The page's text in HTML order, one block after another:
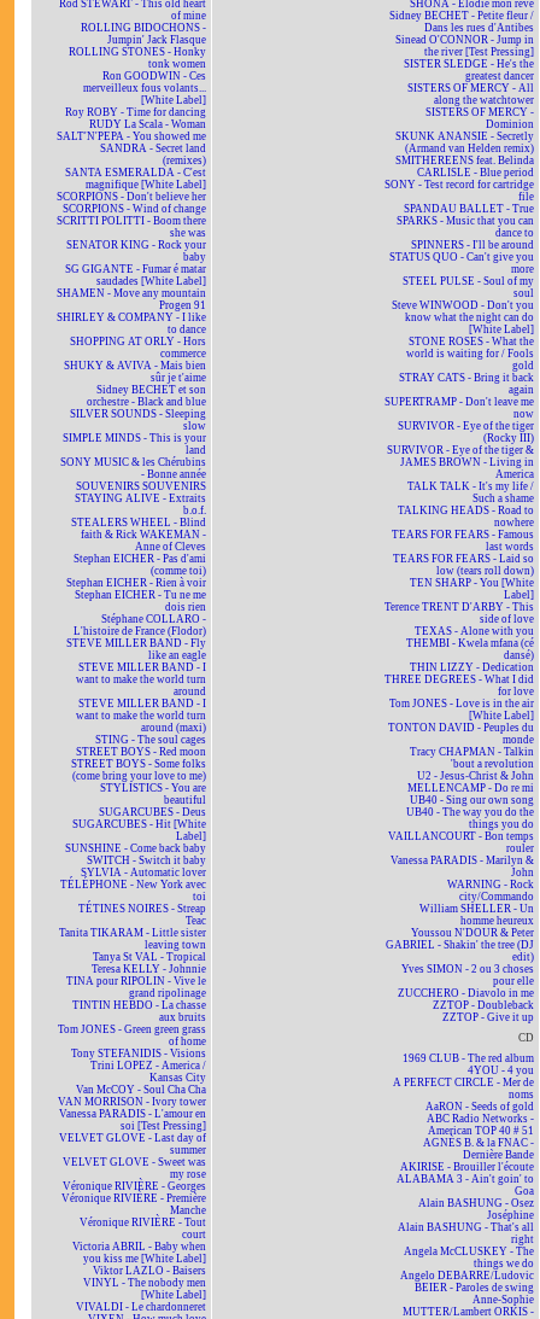
Rod STEWART - This old heart
of mine
ROLLING BIDOCHONS -
Jumpin' Jack Flasque
ROLLING STONES - Honky
tonk women
Ron GOODWIN - Ces
merveilleux fous volants...
[White Label]
Roy ROBY - Time for dancing
RUDY La Scala - Woman
SALT'N'PEPA - You showed me
SANDRA - Secret land
(remixes)
SANTA ESMERALDA - C'est
magnifique [White Label]
SCORPIONS - Don't believe her
SCORPIONS - Wind of change
SCRITTI POLITTI - Boom there
she was
SENATOR KING - Rock your
baby
SG GIGANTE - Fumar é matar
saudades [White Label]
SHAMEN - Move any mountain
Progen 91
SHIRLEY & COMPANY - I like
to dance
SHOPPING AT ORLY - Hors
commerce
SHUKY & AVIVA - Mais bien
sûr je t'aime
Sidney BECHET et son
orchestre - Black and blue
SILVER SOUNDS - Sleeping
slow
SIMPLE MINDS - This is your
land
SONY MUSIC & les Chérubins
- Bonne année
SOUVENIRS SOUVENIRS
STAYING ALIVE - Extraits
b.o.f.
STEALERS WHEEL - Blind
faith & Rick WAKEMAN -
Anne of Cleves
Stephan EICHER - Pas d'ami
(comme toi)
Stephan EICHER - Rien à voir
Stephan EICHER - Tu ne me
dois rien
Stéphane COLLARO -
L'histoire de France (Flodor)
STEVE MILLER BAND - Fly
like an eagle
STEVE MILLER BAND - I
want to make the world turn
around
STEVE MILLER BAND - I
want to make the world turn
around (maxi)
STING - The soul cages
STREET BOYS - Red moon
STREET BOYS - Some folks
(come bring your love to me)
STYLISTICS - You are
beautiful
SUGARCUBES - Deus
SUGARCUBES - Hit [White
Label]
SUNSHINE - Come back baby
SWITCH - Switch it baby
SYLVIA - Automatic lover
TÉLÉPHONE - New York avec
toi
TÉTINES NOIRES - Streap
Teac
Tanita TIKARAM - Little sister
leaving town
Tanya St VAL - Tropical
Teresa KELLY - Johnnie
TINA pour RIPOLIN - Vive le
grand ripolinage
TINTIN HEBDO - La chasse
aux bruits
Tom JONES - Green green grass
of home
Tony STEFANIDIS - Visions
Trini LOPEZ - America /
Kansas City
Van McCOY - Soul Cha Cha
VAN MORRISON - Ivory tower
Vanessa PARADIS - L'amour en
soi [Test Pressing]
VELVET GLOVE - Last day of
summer
VELVET GLOVE - Sweet was
my rose
Véronique RIVIÈRE - Georges
Véronique RIVIÈRE - Première
Manche
Véronique RIVIÈRE - Tout
court
Victoria ABRIL - Baby when
you kiss me [White Label]
Viktor LAZLO - Baisers
VINYL - The nobody men
[White Label]
VIVALDI - Le chardonneret
SHONA - Elodie mon rêve
Sidney BECHET - Petite fleur /
Dans les rues d'Antibes
Sinead O'CONNOR - Jump in
the river [Test Pressing]
SISTER SLEDGE - He's the
greatest dancer
SISTERS OF MERCY - All
along the watchtower
SISTERS OF MERCY -
Dominion
SKUNK ANANSIE - Secretly
(Armand van Helden remix)
SMITHEREENS feat. Belinda
CARLISLE - Blue period
SONY - Test record for cartridge
file
SPANDAU BALLET - True
SPARKS - Music that you can
dance to
SPINNERS - I'll be around
STATUS QUO - Can't give you
more
STEEL PULSE - Soul of my
soul
Steve WINWOOD - Don't you
know what the night can do
[White Label]
STONE ROSES - What the
world is waiting for / Fools
gold
STRAY CATS - Bring it back
again
SUPERTRAMP - Don't leave me
now
SURVIVOR - Eye of the tiger
(Rocky III)
SURVIVOR - Eye of the tiger &
JAMES BROWN - Living in
America
TALK TALK - It's my life /
Such a shame
TALKING HEADS - Road to
nowhere
TEARS FOR FEARS - Famous
last words
TEARS FOR FEARS - Laid so
low (tears roll down)
TEN SHARP - You [White
Label]
Terence TRENT D'ARBY - This
side of love
TEXAS - Alone with you
THEMBI - Kwela mfana (cé
dansé)
THIN LIZZY - Dedication
THREE DEGREES - What I did
for love
Tom JONES - Love is in the air
[White Label]
TONTON DAVID - Peuples du
monde
Tracy CHAPMAN - Talkin
'bout a revolution
U2 - Jesus-Christ & John
MELLENCAMP - Do re mi
UB40 - Sing our own song
UB40 - The way you do the
things you do
VAILLANCOURT - Bon temps
rouler
Vanessa PARADIS - Marilyn &
John
WARNING - Rock
city/Commando
William SHELLER - Un
homme heureux
Youssou N'DOUR & Peter
GABRIEL - Shakin' the tree (DJ
edit)
Yves SIMON - 2 ou 3 choses
pour elle
ZUCCHERO - Diavolo in me
ZZTOP - Doubleback
ZZTOP - Give it up
CD
1969 CLUB - The red album
4YOU - 4 you
A PERFECT CIRCLE - Mer de
noms
AaRON - Seeds of gold
ABC Radio Networks -
American TOP 40 # 51
AGNÈS B. & la FNAC -
Dernière Bande
AKIRISE - Brouiller l'écoute
ALABAMA 3 - Ain't goin' to
Goa
Alain BASHUNG - Osez
Joséphine
Alain BASHUNG - That's all
right
Angela McCLUSKEY - The
things we do
Angelo DEBARRE/Ludovic
BEIER - Paroles de swing
Anne-Sophie
MUTTER/Lambert ORKIS -